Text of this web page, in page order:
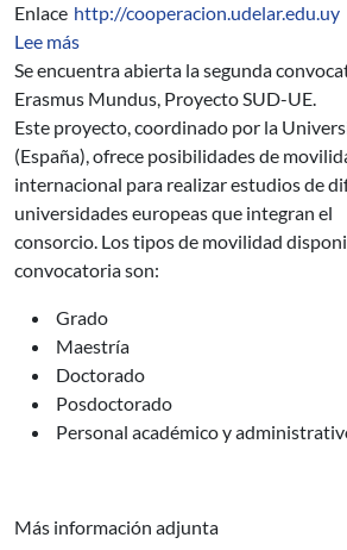
Enlace http://cooperacion.udelar.edu.uy
Lee mássobre Programa Erasmus
Se encuentra abierta la segunda
Erasmus Mundus, Proyecto SUD-UE.
Este proyecto, coordinado por la
(España), ofrece posibilidades de
internacional para realizar estudios de
universidades europeas que integran el
consorcio. Los tipos de movilidad
convocatoria son:
Grado
Maestría
Doctorado
Posdoctorado
Personal académico y
Más información adjunta